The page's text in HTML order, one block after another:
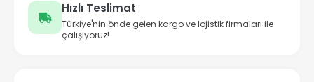
Hızlı Teslimat
Türkiye'nin önde gelen kargo ve lojistik firmaları ile
çalışıyoruz!